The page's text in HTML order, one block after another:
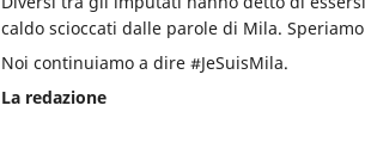
caldo scioccati dalle parole di Mila.
Noi continuiamo a dire #JeSuisMila.
La redazione